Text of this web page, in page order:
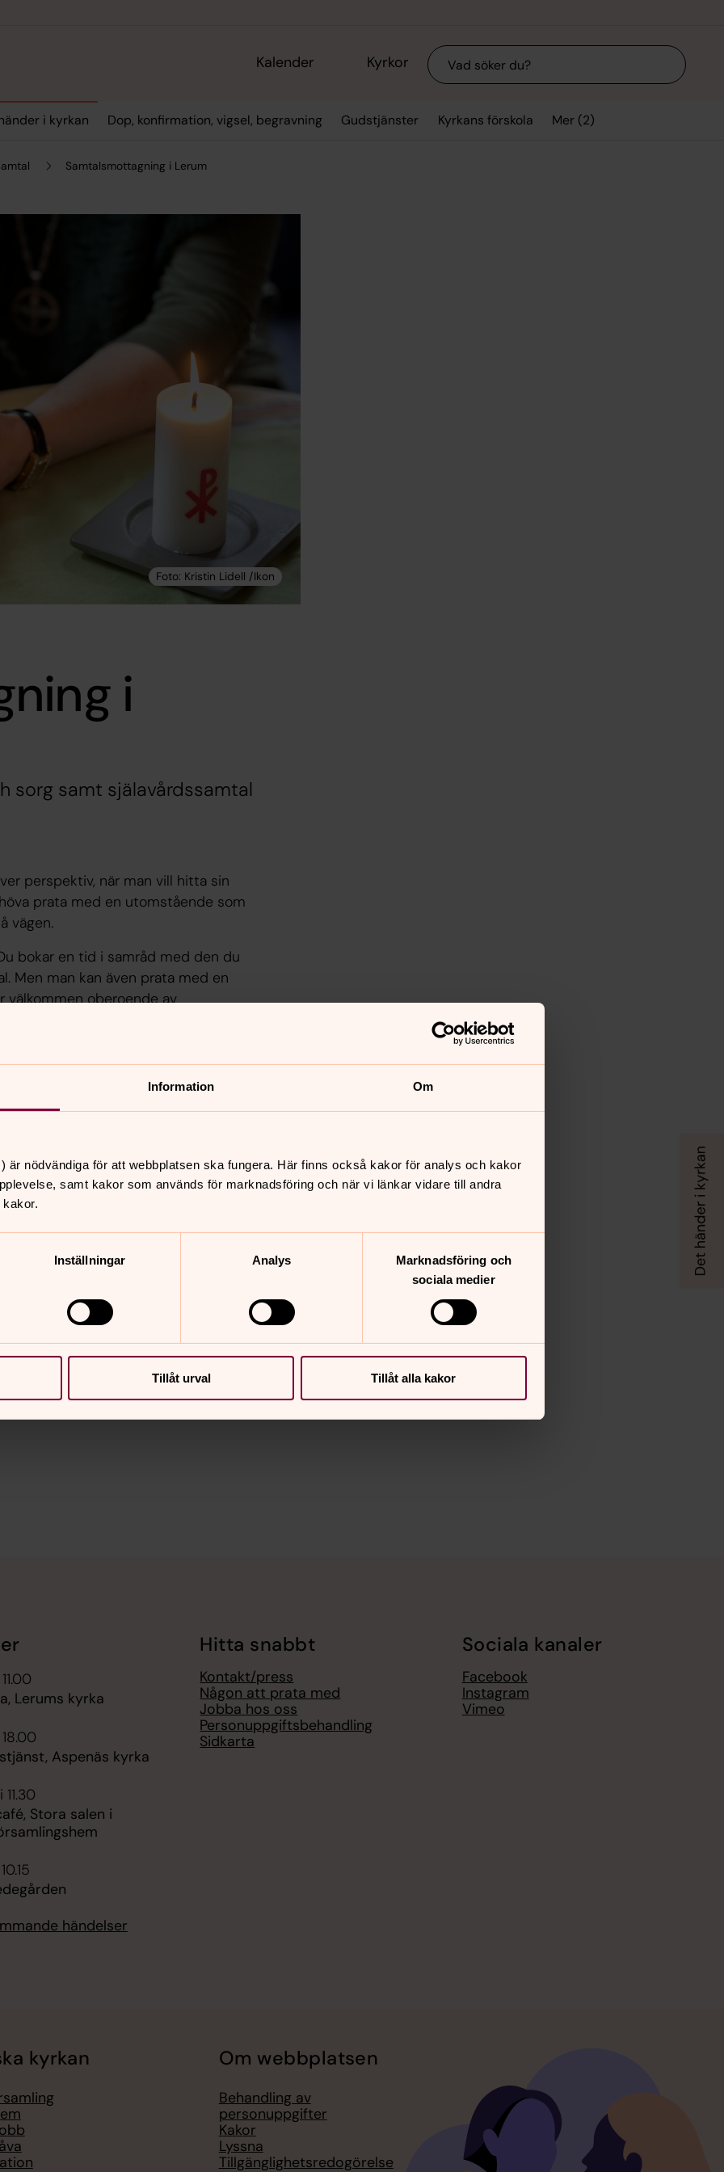
Information Om
är nödvändiga för att webbplatsen ska fungera. Här finns också kakor för analys och kakor
samt kakor som används för marknadsföring och när vi länkar vidare till andra
Inställningar Analys
Marknadsföring och
sociala medier
Tillåt urval Tillåt alla kakor
Kalender Kyrkor Sök
i kyrkan Dop, konfirmation, vigsel, begravning Gudstjänster Kyrkans förskola Mer (2)
Samtalsmottagning i Lerum
i
sorg samt själavårdssamtal
perspektiv, när man vill hitta sin
prata med en utomstående som
vägen.
bokar en tid i samråd med den du
Men man kan även prata med en
välkommen oberoende av
ringa oss direkt, skicka ett
du föredrar att kommunicera på det
välmående och tillväxt!
Lerums kyrka
Aspenäs kyrka
Stora salen i
händelser
Hitta snabbt
Kontakt/press
Någon att prata med
Jobba hos oss
Personuppgiftsbehandling
Sidkarta
Sociala kanaler
Facebook
Instagram
Vimeo
kyrkan Om webbplatsen
Behandling av
personuppgifter
Kakor
Lyssna
Tillgänglighetsredogörelse